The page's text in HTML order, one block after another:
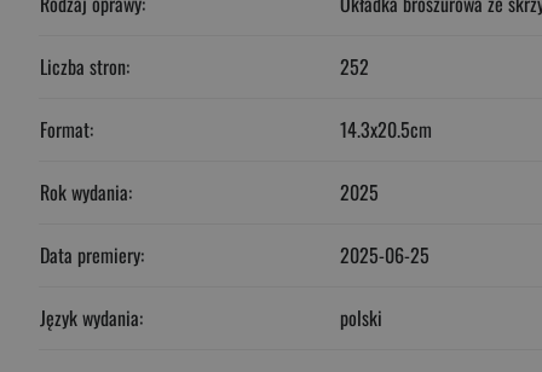
Liczba stron: 252
Format: 14.3x20.5cm
Rok wydania: 2025
Data premiery: 2025-06-25
Język wydania: polski